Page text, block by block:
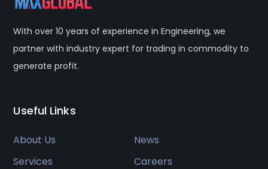
With over 10 years of experience in Engineering, we
partner with industry expert for trading in commodity to
generate profit.
Useful Links
About Us
News
Services
Careers